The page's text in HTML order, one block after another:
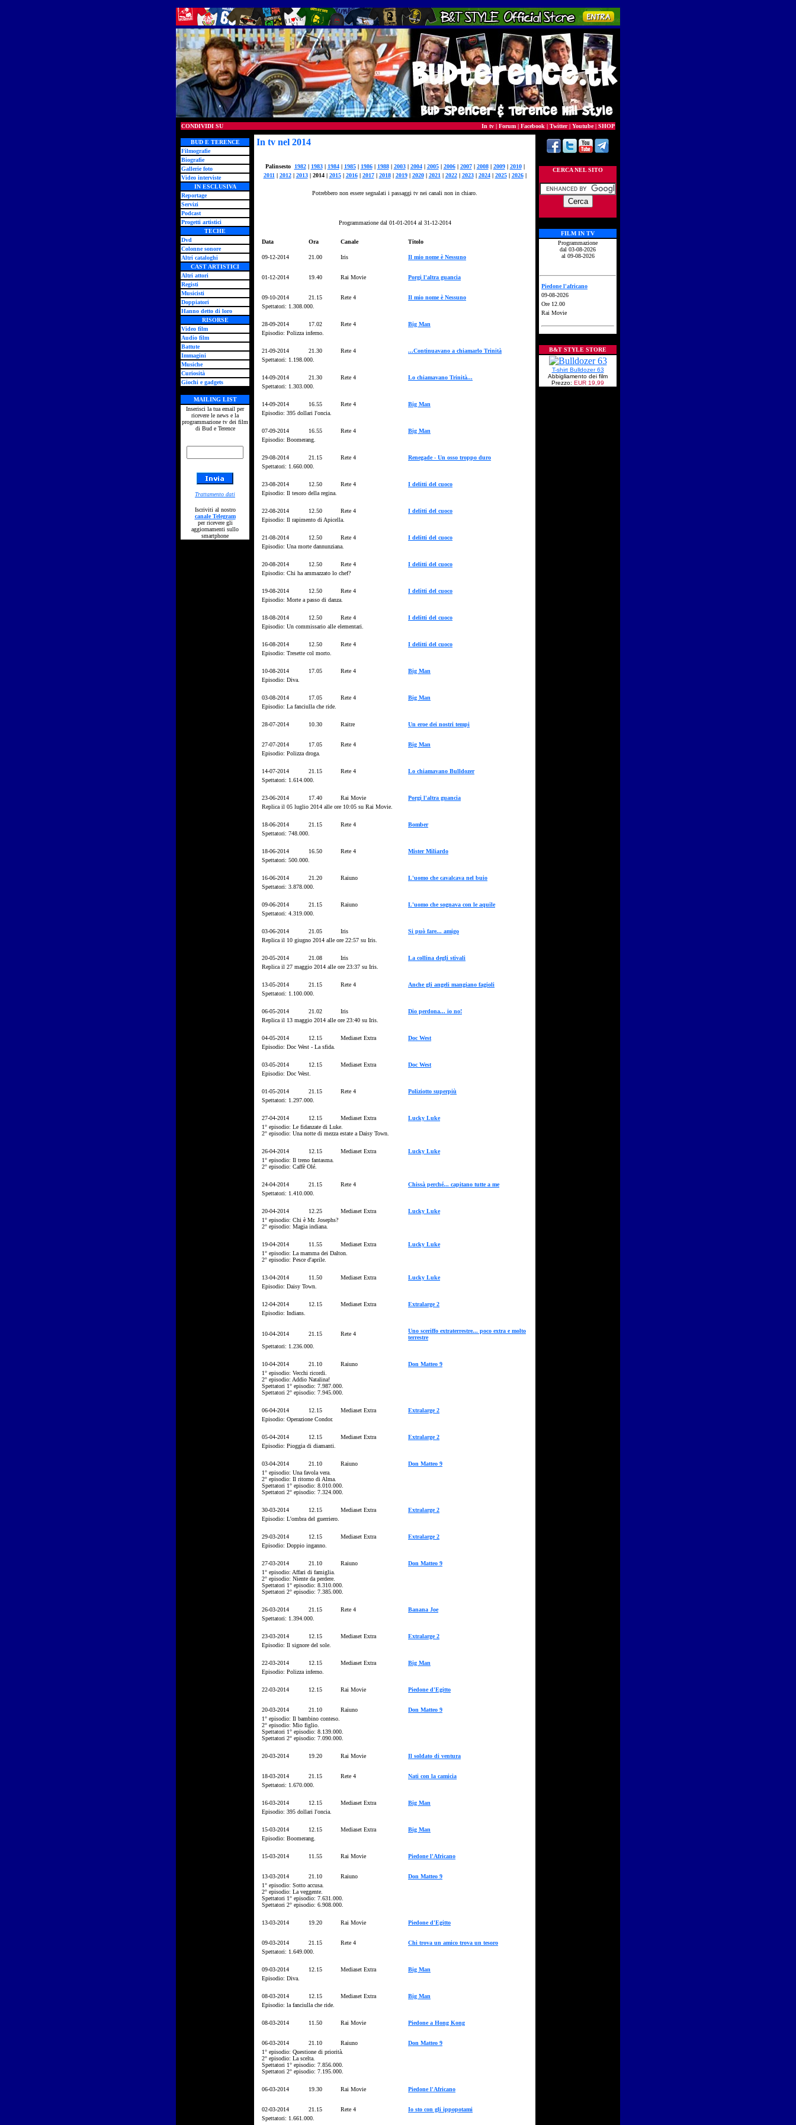
CONDIVIDI SU In tv | Forum | Facebook | Twitter| Youtube| SHOP
BUD E TERENCE
Filmografie
Biografie
Gallerie foto
Video interviste
IN ESCLUSIVA
Reportage
Servizi
Podcast
Progetti artistici
TECHE
Dvd
Colonne sonore
Altri cataloghi
CAST ARTISTICI
Altri attori
Registi
Musicisti
Doppiatori
Hanno detto di loro
RISORSE
Video film
Audio film
Battute
Immagini
Musiche
Curiosità
Giochi e gadgets
MAILING LIST
Inserisci la tua email per
ricevere le news e la
programmazione tv dei film
di Bud e Terence
Trattamento dati
Iscriviti al nostro
canale Telegram
per ricevere gli
aggiornamenti sullo
smartphone
In tv nel 2014
Palinsesto 1982| 1983| 1984| 1985| 1986| 1988| 2003| 2004| 2005| 2006| 2007| 2008| 2009| 2010|
2011 | 2012| 2013| 2014 | 2015| 2016| 2017| 2018| 2019| 2020| 2021 | 2022| 2023| 2024| 2025| 2026|
Potrebbero non essere segnalati i passaggi tv nei canali non in chiaro.
Programmazione dal 01-01-2014 al 31-12-2014
Data Ora Canale Titolo
09-12-2014 21.00 Iris Il mio nome è Nessuno
01-12-2014 19.40 Rai Movie Porgi l'altra guancia
09-10-2014 21.15 Rete 4
Il mio nome è Nessuno
Spettatori: 1.308.000.
28-09-2014 17.02 Rete 4
Big Man
Episodio: Polizza inferno.
21-09-2014 21.30 Rete 4
...Continuavano a chiamarlo Trinità
Spettatori: 1.198.000.
14-09-2014 21.30 Rete 4
Lo chiamavano Trinità...
Spettatori: 1.303.000.
14-09-2014 16.55 Rete 4
Big Man
Episodio: 395 dollari l'oncia.
07-09-2014 16.55 Rete 4
Big Man
Episodio: Boomerang.
29-08-2014 21.15 Rete 4
Renegade - Un osso troppo duro
Spettatori: 1.660.000.
23-08-2014 12.50 Rete 4
I delitti del cuoco
Episodio: Il tesoro della regina.
22-08-2014 12.50 Rete 4
I delitti del cuoco
Episodio: Il rapimento di Apicella.
21-08-2014 12.50 Rete 4
I delitti del cuoco
Episodio: Una morte dannunziana.
20-08-2014 12.50 Rete 4
I delitti del cuoco
Episodio: Chi ha ammazzato lo chef?
19-08-2014 12.50 Rete 4
I delitti del cuoco
Episodio: Morte a passo di danza.
18-08-2014 12.50 Rete 4
I delitti del cuoco
Episodio: Un commissario alle elementari.
16-08-2014 12.50 Rete 4
I delitti del cuoco
Episodio: Tresette col morto.
10-08-2014 17.05 Rete 4
Big Man
Episodio: Diva.
03-08-2014 17.05 Rete 4
Big Man
Episodio: La fanciulla che ride.
28-07-2014 10.30 Raitre Un eroe dei nostri tempi
27-07-2014 17.05 Rete 4
Big Man
Episodio: Polizza droga.
14-07-2014 21.15 Rete 4
Lo chiamavano Bulldozer
Spettatori: 1.614.000.
23-06-2014 17.40 Rai Movie
Porgi l'altra guancia
Replica il 05 luglio 2014 alle ore 10:05 su Rai Movie.
18-06-2014 21.15 Rete 4
Bomber
Spettatori: 748.000.
18-06-2014 16.50 Rete 4
Mister Miliardo
Spettatori: 500.000.
16-06-2014 21.20 Raiuno
L'uomo che cavalcava nel buio
Spettatori: 3.878.000.
09-06-2014 21.15 Raiuno
L'uomo che sognava con le aquile
Spettatori: 4.319.000.
03-06-2014 21.05 Iris
Si può fare... amigo
Replica il 10 giugno 2014 alle ore 22:57 su Iris.
20-05-2014 21.08 Iris
La collina degli stivali
Replica il 27 maggio 2014 alle ore 23:37 su Iris.
13-05-2014 21.15 Rete 4
Anche gli angeli mangiano fagioli
Spettatori: 1.100.000.
06-05-2014 21.02 Iris
Dio perdona... io no!
Replica il 13 maggio 2014 alle ore 23:40 su Iris.
04-05-2014 12.15 Mediaset Extra
Doc West
Episodio: Doc West - La sfida.
03-05-2014 12.15 Mediaset Extra
Doc West
Episodio: Doc West.
01-05-2014 21.15 Rete 4
Poliziotto superpiù
Spettatori: 1.297.000.
27-04-2014 12.15 Mediaset Extra
Lucky Luke
1° episodio: Le fidanzate di Luke.
2° episodio: Una notte di mezza estate a Daisy Town.
26-04-2014 12.15 Mediaset Extra
Lucky Luke
1° episodio: Il treno fantasma.
2° episodio: Caffè Olé.
24-04-2014 21.15 Rete 4
Chissà perché... capitano tutte a me
Spettatori: 1.410.000.
20-04-2014 12.25 Mediaset Extra
Lucky Luke
1° episodio: Chi è Mr. Josephs?
2° episodio: Magia indiana.
19-04-2014 11.55 Mediaset Extra
Lucky Luke
1° episodio: La mamma dei Dalton.
2° episodio: Pesce d'aprile.
13-04-2014 11.50 Mediaset Extra
Lucky Luke
Episodio: Daisy Town.
12-04-2014 12.15 Mediaset Extra
Extralarge 2
Episodio: Indians.
10-04-2014 21.15 Rete 4
Uno sceriffo extraterrestre... poco extra e molto
terrestre
Spettatori: 1.236.000.
10-04-2014 21.10 Raiuno
Don Matteo 9
1° episodio: Vecchi ricordi.
2° episodio: Addio Natalina!
Spettatori 1° episodio: 7.987.000.
Spettatori 2° episodio: 7.945.000.
06-04-2014 12.15 Mediaset Extra
Extralarge 2
Episodio: Operazione Condor.
05-04-2014 12.15 Mediaset Extra
Extralarge 2
Episodio: Pioggia di diamanti.
03-04-2014 21.10 Raiuno
Don Matteo 9
1° episodio: Una favola vera.
2° episodio: Il ritorno di Alma.
Spettatori 1° episodio: 8.010.000.
Spettatori 2° episodio: 7.324.000.
30-03-2014 12.15 Mediaset Extra
Extralarge 2
Episodio: L'ombra del guerriero.
29-03-2014 12.15 Mediaset Extra
Extralarge 2
Episodio: Doppio inganno.
27-03-2014 21.10 Raiuno
Don Matteo 9
1° episodio: Affari di famiglia.
2° episodio: Niente da perdere.
Spettatori 1° episodio: 8.310.000.
Spettatori 2° episodio: 7.385.000.
26-03-2014 21.15 Rete 4
Banana Joe
Spettatori: 1.394.000.
23-03-2014 12.15 Mediaset Extra
Extralarge 2
Episodio: Il signore del sole.
22-03-2014 12.15 Mediaset Extra
Big Man
Episodio: Polizza inferno.
22-03-2014 12.15 Rai Movie Piedone d'Egitto
20-03-2014 21.10 Raiuno
Don Matteo 9
1° episodio: Il bambino conteso.
2° episodio: Mio figlio.
Spettatori 1° episodio: 8.139.000.
Spettatori 2° episodio: 7.090.000.
20-03-2014 19.20 Rai Movie Il soldato di ventura
18-03-2014 21.15 Rete 4
Nati con la camicia
Spettatori: 1.670.000.
16-03-2014 12.15 Mediaset Extra
Big Man
Episodio: 395 dollari l'oncia.
15-03-2014 12.15 Mediaset Extra
Big Man
Episodio: Boomerang.
15-03-2014 11.55 Rai Movie Piedone l'Africano
13-03-2014 21.10 Raiuno
Don Matteo 9
1° episodio: Sotto accusa.
2° episodio: La veggente.
Spettatori 1° episodio: 7.631.000.
Spettatori 2° episodio: 6.908.000.
13-03-2014 19.20 Rai Movie Piedone d'Egitto
09-03-2014 21.15 Rete 4
Chi trova un amico trova un tesoro
Spettatori: 1.649.000.
09-03-2014 12.15 Mediaset Extra
Big Man
Episodio: Diva.
08-03-2014 12.15 Mediaset Extra
Big Man
Episodio: la fanciulla che ride.
08-03-2014 11.50 Rai Movie Piedone a Hong Kong
06-03-2014 21.10 Raiuno
Don Matteo 9
1° episodio: Questione di priorità.
2° episodio: La scelta.
Spettatori 1° episodio: 7.856.000.
Spettatori 2° episodio: 7.195.000.
06-03-2014 19.30 Rai Movie Piedone l'Africano
02-03-2014 21.15 Rete 4
Io sto con gli ippopotami
Spettatori: 1.661.000.
CERCA NEL SITO
FILM IN TV
Programmazione
dal 03-08-2026
al 09-08-2026
Piedone l'africano
09-08-2026
Ore 12.00
Rai Movie
B&T STYLE STORE
T-shirt Bulldozer 63
Abbigliamento dei film
Prezzo: EUR 19,99